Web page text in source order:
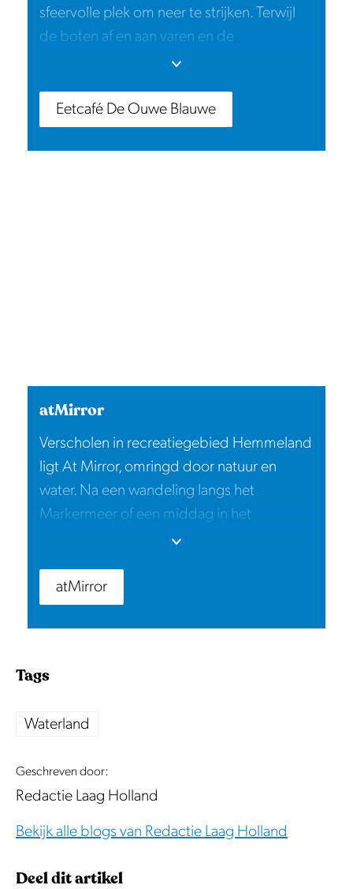
sfeervolle plek om neer te strijken. Terwijl
de boten af en aan varen en de
monumentale gevels de haven omlijsten,
drankje. Een ideale tussenstop tijdens een
bezoek aan de historische binnenstad.
Eetcafé De Ouwe Blauwe
atMirror
Verscholen in recreatiegebied Hemmeland
ligt At Mirror, omringd door natuur en
water. Na een wandeling langs het
Markermeer of een middag in het
recreatiegebied is dit een heerlijke plek om
omgeving, het uitzicht en een lunch, diner
of drankje in een groene, waterrijke setting.
atMirror
Tags
Waterland
Geschreven door:
Redactie Laag Holland
Bekijk alle blogs van Redactie Laag Holland
Deel dit artikel